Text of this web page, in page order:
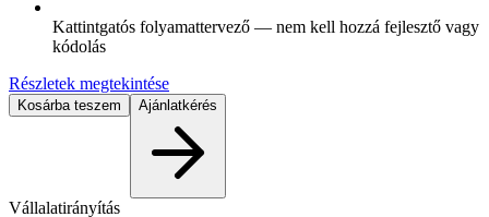
Kattintgatós folyamattervező — nem kell hozzá fejlesztő vagy
kódolás
Részletek megtekintése
Kosárba teszem Ajánlatkérés
Vállalatirányítás